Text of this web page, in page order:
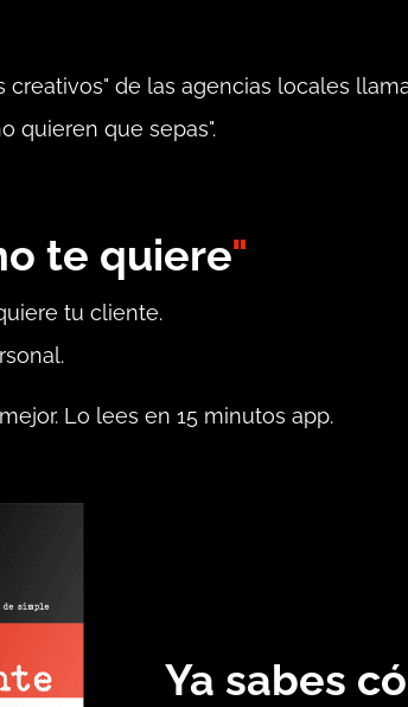
creativos" de las agencias locales
quieren que sepas".
te quiere"
tu cliente.
Lo lees en 15 minutos app.
Ya sabes